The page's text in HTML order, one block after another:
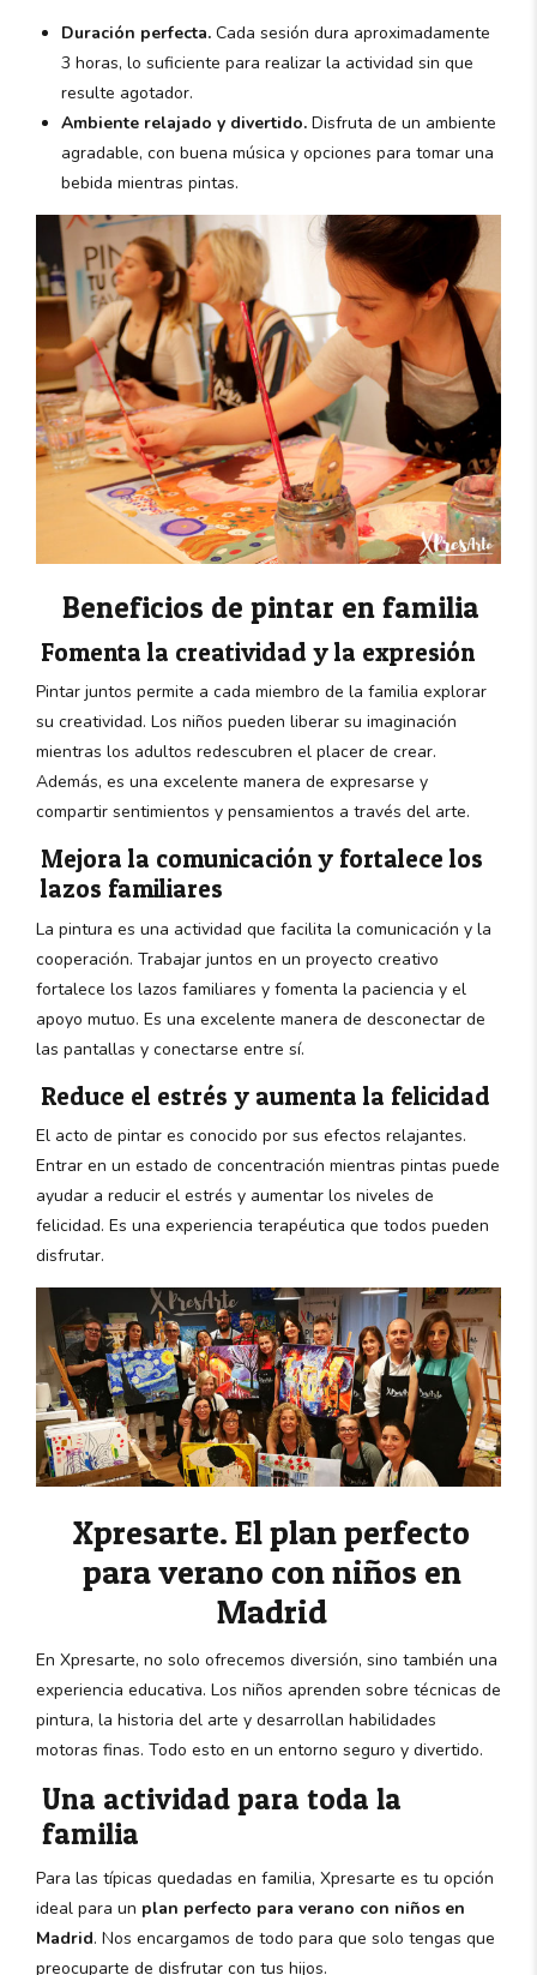
Duración perfecta. Cada sesión dura aproximadamente
3 horas, lo suficiente para realizar la actividad sin que
resulte agotador.
Ambiente relajado y divertido. Disfruta de un ambiente
agradable, con buena música y opciones para tomar una
bebida mientras pintas.
Beneficios de pintar en familia
Fomenta la creatividad y la expresión
Pintar juntos permite a cada miembro de la familia explorar
su creatividad. Los niños pueden liberar su imaginación
mientras los adultos redescubren el placer de crear.
Además, es una excelente manera de expresarse y
compartir sentimientos y pensamientos a través del arte.
Mejora la comunicación y fortalece los
lazos familiares
La pintura es una actividad que facilita la comunicación y la
cooperación. Trabajar juntos en un proyecto creativo
fortalece los lazos familiares y fomenta la paciencia y el
apoyo mutuo. Es una excelente manera de desconectar de
las pantallas y conectarse entre sí.
Reduce el estrés y aumenta la felicidad
El acto de pintar es conocido por sus efectos relajantes.
Entrar en un estado de concentración mientras pintas puede
ayudar a reducir el estrés y aumentar los niveles de
felicidad. Es una experiencia terapéutica que todos pueden
disfrutar.
Xpresarte. El plan perfecto
para verano con niños en
Madrid
En Xpresarte, no solo ofrecemos diversión, sino también una
experiencia educativa. Los niños aprenden sobre técnicas de
pintura, la historia del arte y desarrollan habilidades
motoras finas. Todo esto en un entorno seguro y divertido.
Una actividad para toda la
familia
Para las típicas quedadas en familia, Xpresarte es tu opción
ideal para un plan perfecto para verano con niños en
Madrid. Nos encargamos de todo para que solo tengas que
preocuparte de disfrutar con tus hijos.